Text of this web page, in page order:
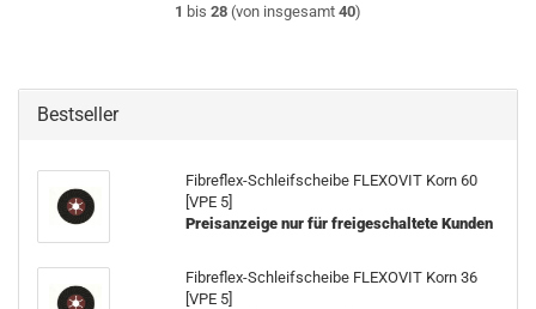
1 bis 28 (von insgesamt 40)
Bestseller
Fibreflex-Schleifscheibe FLEXOVIT Korn 60
[VPE 5]
Preisanzeige nur für freigeschaltete Kunden
Fibreflex-Schleifscheibe FLEXOVIT Korn 36
[VPE 5]